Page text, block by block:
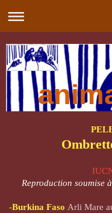
Reproduction soumise
-Burkina Faso Arli Mare